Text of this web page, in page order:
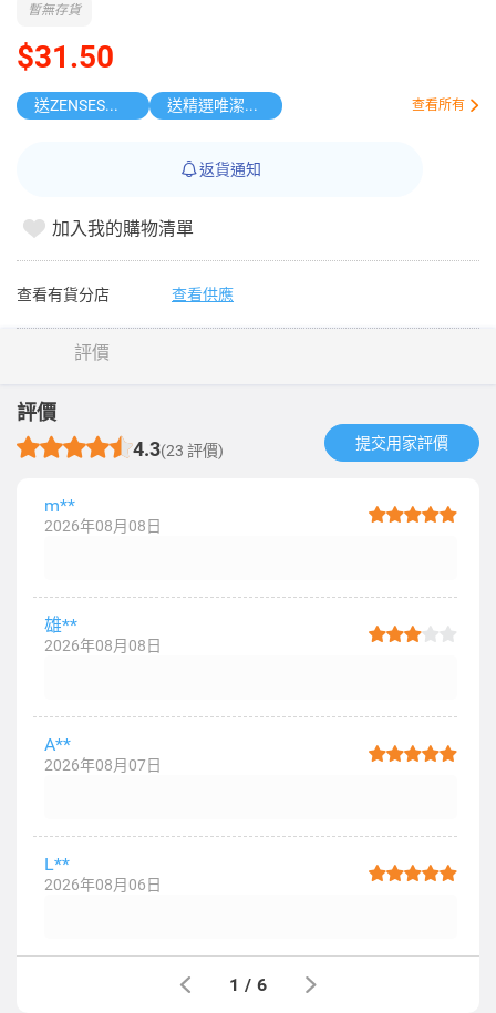
$31.50
暫無存貨
送ZENSES迷你鎖匙扣相機 送精選唯潔雅原箱紙品 查看所有
返貨通知
加入我的購物清單
查看有貨分店 查看供應
評價
評價
4.3(23 評價) 提交用家評價​
m**
2026年08月08日
雄**
2026年08月08日
A**
2026年08月07日
L**
2026年08月06日
1 / 6